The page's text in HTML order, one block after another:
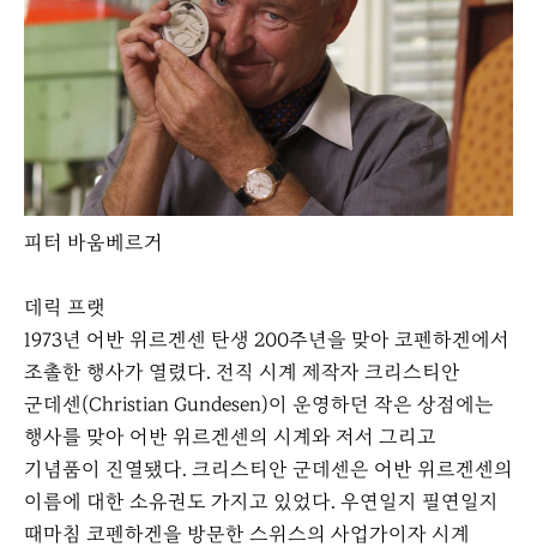
피터 바움베르거
데릭 프랫
1973년 어반 위르겐센 탄생 200주년을 맞아 코펜하겐에서
조촐한 행사가 열렸다. 전직 시계 제작자 크리스티안
군데센(Christian Gundesen)이 운영하던 작은 상점에는
행사를 맞아 어반 위르겐센의 시계와 저서 그리고
기념품이 진열됐다. 크리스티안 군데센은 어반 위르겐센의
이름에 대한 소유권도 가지고 있었다. 우연일지 필연일지
때마침 코펜하겐을 방문한 스위스의 사업가이자 시계